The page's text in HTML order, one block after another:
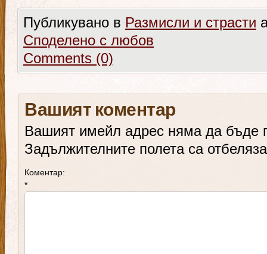
Публикувано в Размисли и страсти
Споделено с любов
Comments (0)
Вашият коментар
Вашият имейл адрес няма да бъде
Задължителните полета са
Коментар:
*